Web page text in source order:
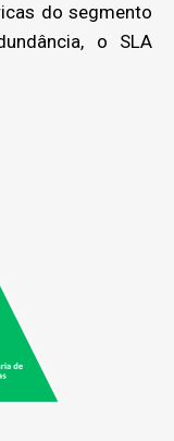
do segmento
o SLA